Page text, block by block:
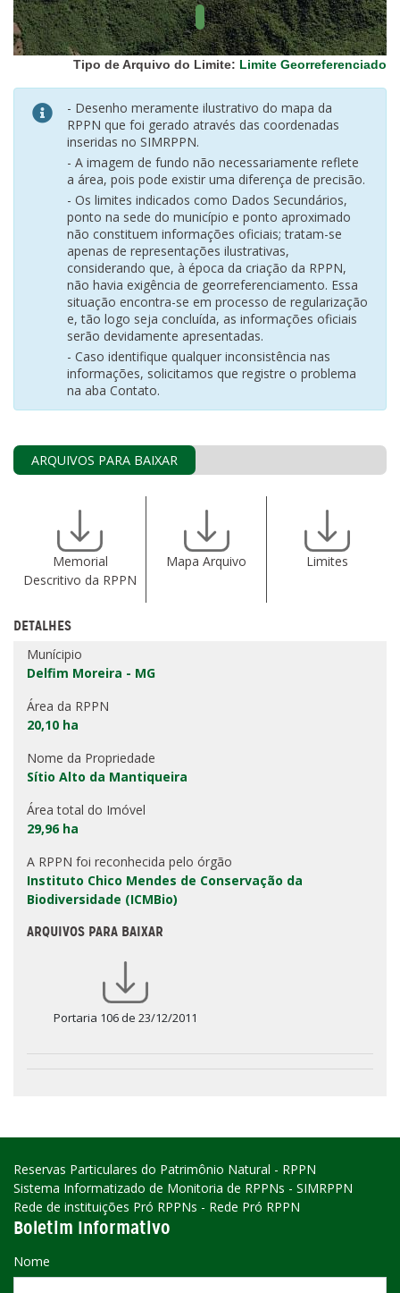
Relevo
(IBGE)
Tipo de Arquivo do Limite: Limite Georreferenciado
- Desenho meramente ilustrativo do mapa da
RPPN que foi gerado através das coordenadas
inseridas no SIMRPPN.
- A imagem de fundo não necessariamente reflete
a área, pois pode existir uma diferença de precisão.
- Os limites indicados como Dados Secundários,
ponto na sede do município e ponto aproximado
não constituem informações oficiais; tratam-se
apenas de representações ilustrativas,
considerando que, à época da criação da RPPN,
não havia exigência de georreferenciamento. Essa
situação encontra-se em processo de regularização
e, tão logo seja concluída, as informações oficiais
serão devidamente apresentadas.
- Caso identifique qualquer inconsistência nas
informações, solicitamos que registre o problema
na aba Contato.
ARQUIVOS PARA BAIXAR
Memorial
Descritivo da RPPN
Mapa Arquivo Limites
DETALHES
Munícipio
Delfim Moreira - MG
Área da RPPN
20,10 ha
Nome da Propriedade
Sítio Alto da Mantiqueira
Área total do Imóvel
29,96 ha
A RPPN foi reconhecida pelo órgão
Instituto Chico Mendes de Conservação da
Biodiversidade (ICMBio)
ARQUIVOS PARA BAIXAR
Portaria 106 de 23/12/2011
Reservas Particulares do Patrimônio Natural - RPPN
Sistema Informatizado de Monitoria de RPPNs - SIMRPPN
Rede de instituições Pró RPPNs - Rede Pró RPPN
Boletim Informativo
Nome